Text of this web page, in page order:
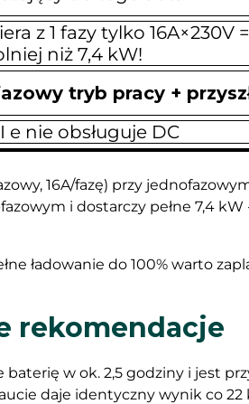
16A/fazę) przy
i dostarczy pełne 7,4
ładowanie do 100% warto
rekomendacje
baterię w ok. 2,5 godziny i jest
daje identyczny wynik co 22
z 1 fazy tylko 16A×230V
niż 7,4 kW!
tryb pracy +
e nie obsługuje DC